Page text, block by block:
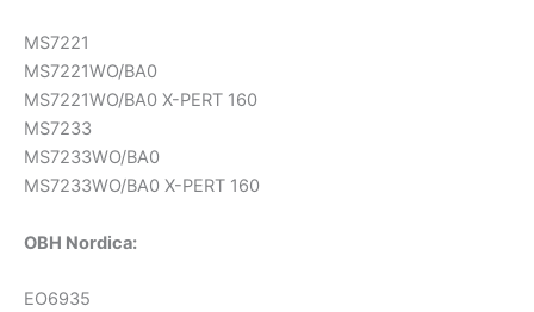
MS7221
MS7221WO/BA0
MS7221WO/BA0 X-PERT 160
MS7233
MS7233WO/BA0
MS7233WO/BA0 X-PERT 160
OBH Nordica:
EO6935